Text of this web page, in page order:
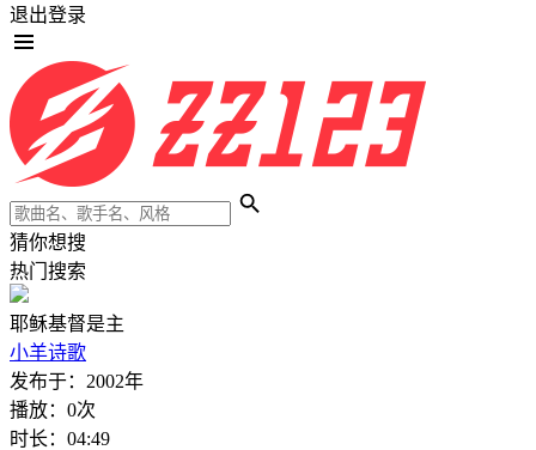
退出登录
猜你想搜
热门搜索
耶稣基督是主
小羊诗歌
发布于： 2002年
播放： 0次
时长： 04:49